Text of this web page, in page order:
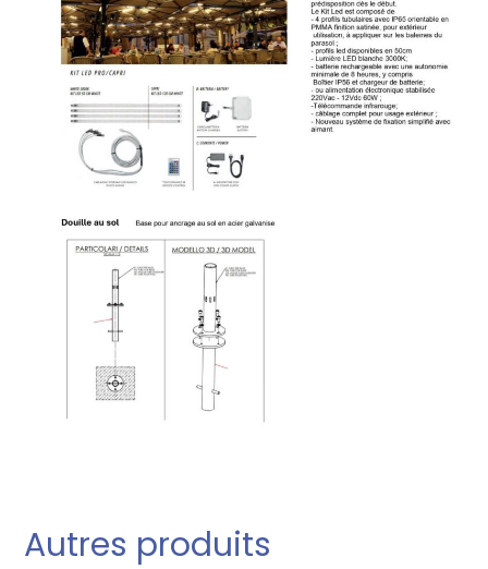
Autres produits